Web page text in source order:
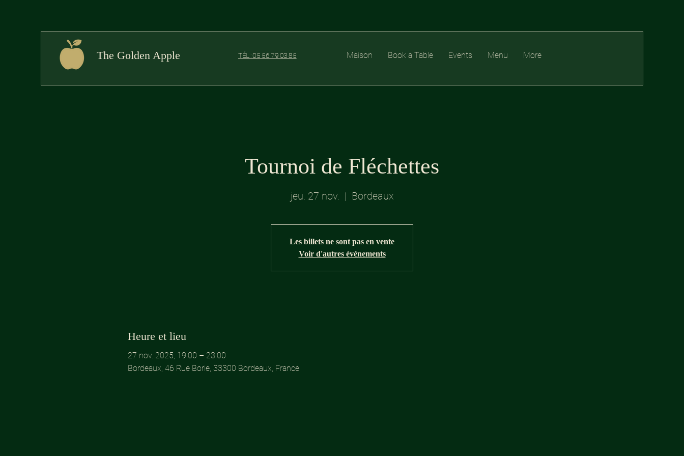
The Golden Apple TÉL : 05 56 79 03 85 Maison Book a Table Events Menu More
Tournoi de Fléchettes
jeu. 27 nov.
  |
Bordeaux
Les billets ne sont pas en vente
Voir d'autres événements
Heure et lieu
27 nov. 2025, 19:00 – 23:00
Bordeaux, 46 Rue Borie, 33300 Bordeaux, France